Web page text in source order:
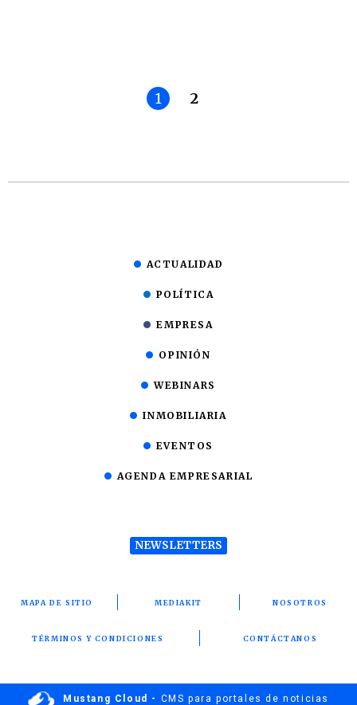
1 2
ACTUALIDAD
POLÍTICA
EMPRESA
OPINIÓN
WEBINARS
INMOBILIARIA
EVENTOS
AGENDA EMPRESARIAL
NEWSLETTERS
MAPA DE SITIO MEDIAKIT NOSOTROS
TÉRMINOS Y CONDICIONES CONTÁCTANOS
Mustang Cloud - CMS para portales de noticias